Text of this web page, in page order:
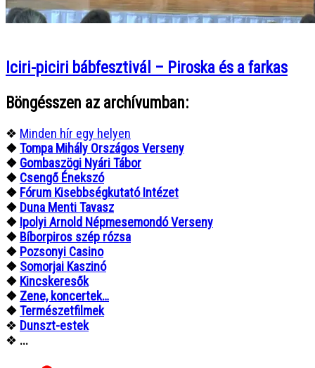
Iciri-piciri bábfesztivál – Piroska és a farkas
Böngésszen az archívumban:
❖ Minden hír egy helyen
❖Tompa Mihály Országos Verseny
❖ Gombaszögi Nyári Tábor
❖ Csengő Énekszó
❖ Fórum Kisebbségkutató Intézet
❖ Duna Menti Tavasz
❖ Ipolyi Arnold Népmesemondó Verseny
❖ Bíborpiros szép rózsa
❖ Pozsonyi Casino
❖ Somorjai Kaszinó
❖ Kincskeresők
❖ Zene, koncertek…
❖Természetfilmek
❖ Dunszt-estek
❖ ...